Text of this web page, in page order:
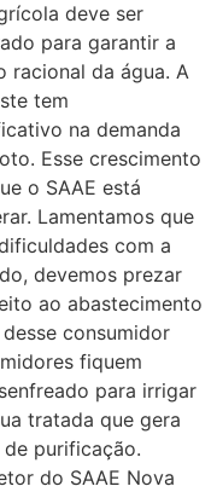
deve ser
para garantir a
racional da água. A
tem
na demanda
Esse crescimento
o SAAE está
Lamentamos que
com a
devemos prezar
ao abastecimento
consumidor
fiquem
para irrigar
tratada que gera
purificação.
do SAAE Nova